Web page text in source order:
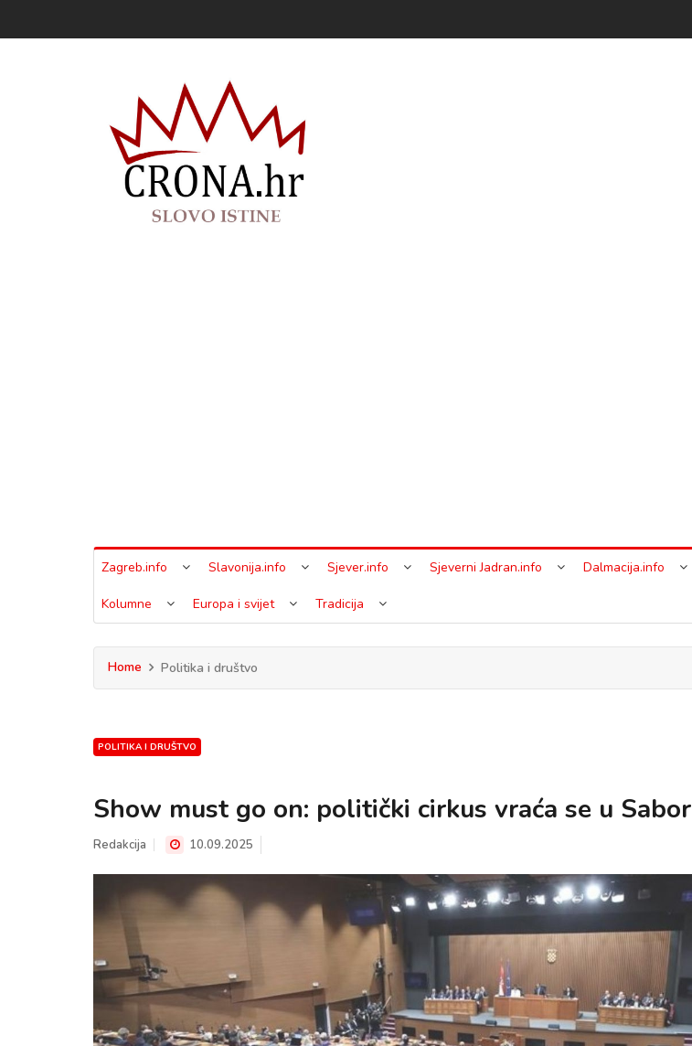
Zagreb.info Slavonija.info Sjever.info Sjeverni Jadran.info Dalmacija.info
Kolumne Europa i svijet Tradicija
Home Politika i društvo
POLITIKA I DRUŠTVO
Show must go on: politički cirkus vraća se u Sabor
Redakcija 10.09.2025